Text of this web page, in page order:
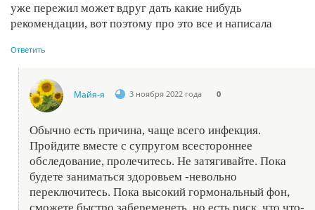
уже пережил может вдруг дать какие нибудь
рекомендации, вот поэтому про это все и написала
Ответить
Майя-я 3 ноября 2022 года 0
Обычно есть причина, чаще всего инфекция.
Пройдите вместе с супругом всестороннее
обследование, пролечитесь. Не затягивайте. Пока
будете заниматься здоровьем -невольно
переключитесь. Пока высокий гормональный фон,
сможете быстро забеременеть, но есть риск, что что-